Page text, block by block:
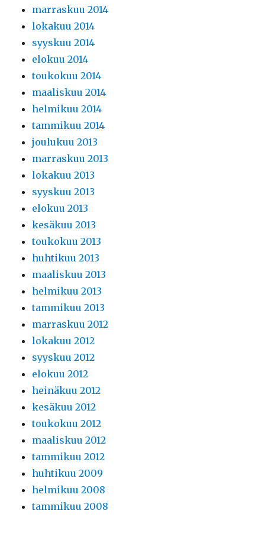
marraskuu 2014
lokakuu 2014
syyskuu 2014
elokuu 2014
toukokuu 2014
maaliskuu 2014
helmikuu 2014
tammikuu 2014
joulukuu 2013
marraskuu 2013
lokakuu 2013
syyskuu 2013
elokuu 2013
kesäkuu 2013
toukokuu 2013
huhtikuu 2013
maaliskuu 2013
helmikuu 2013
tammikuu 2013
marraskuu 2012
lokakuu 2012
syyskuu 2012
elokuu 2012
heinäkuu 2012
kesäkuu 2012
toukokuu 2012
maaliskuu 2012
tammikuu 2012
huhtikuu 2009
helmikuu 2008
tammikuu 2008